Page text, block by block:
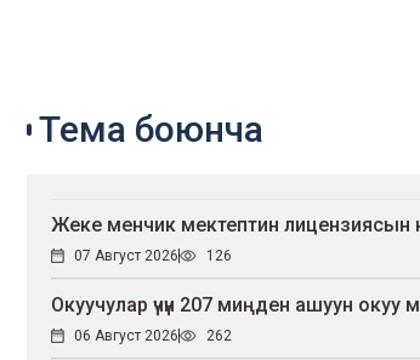
Тема боюнча
Жеке менчик мектептин лицензиясын
07 Август 2026 126
Окуучулар үчүн 207 миңден ашуун
06 Август 2026 262